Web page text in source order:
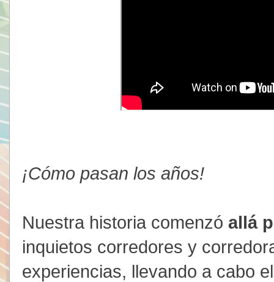
¡Cómo pasan los años!
Nuestra historia comenzó allá
inquietos corredores y
experiencias, llevando a cabo